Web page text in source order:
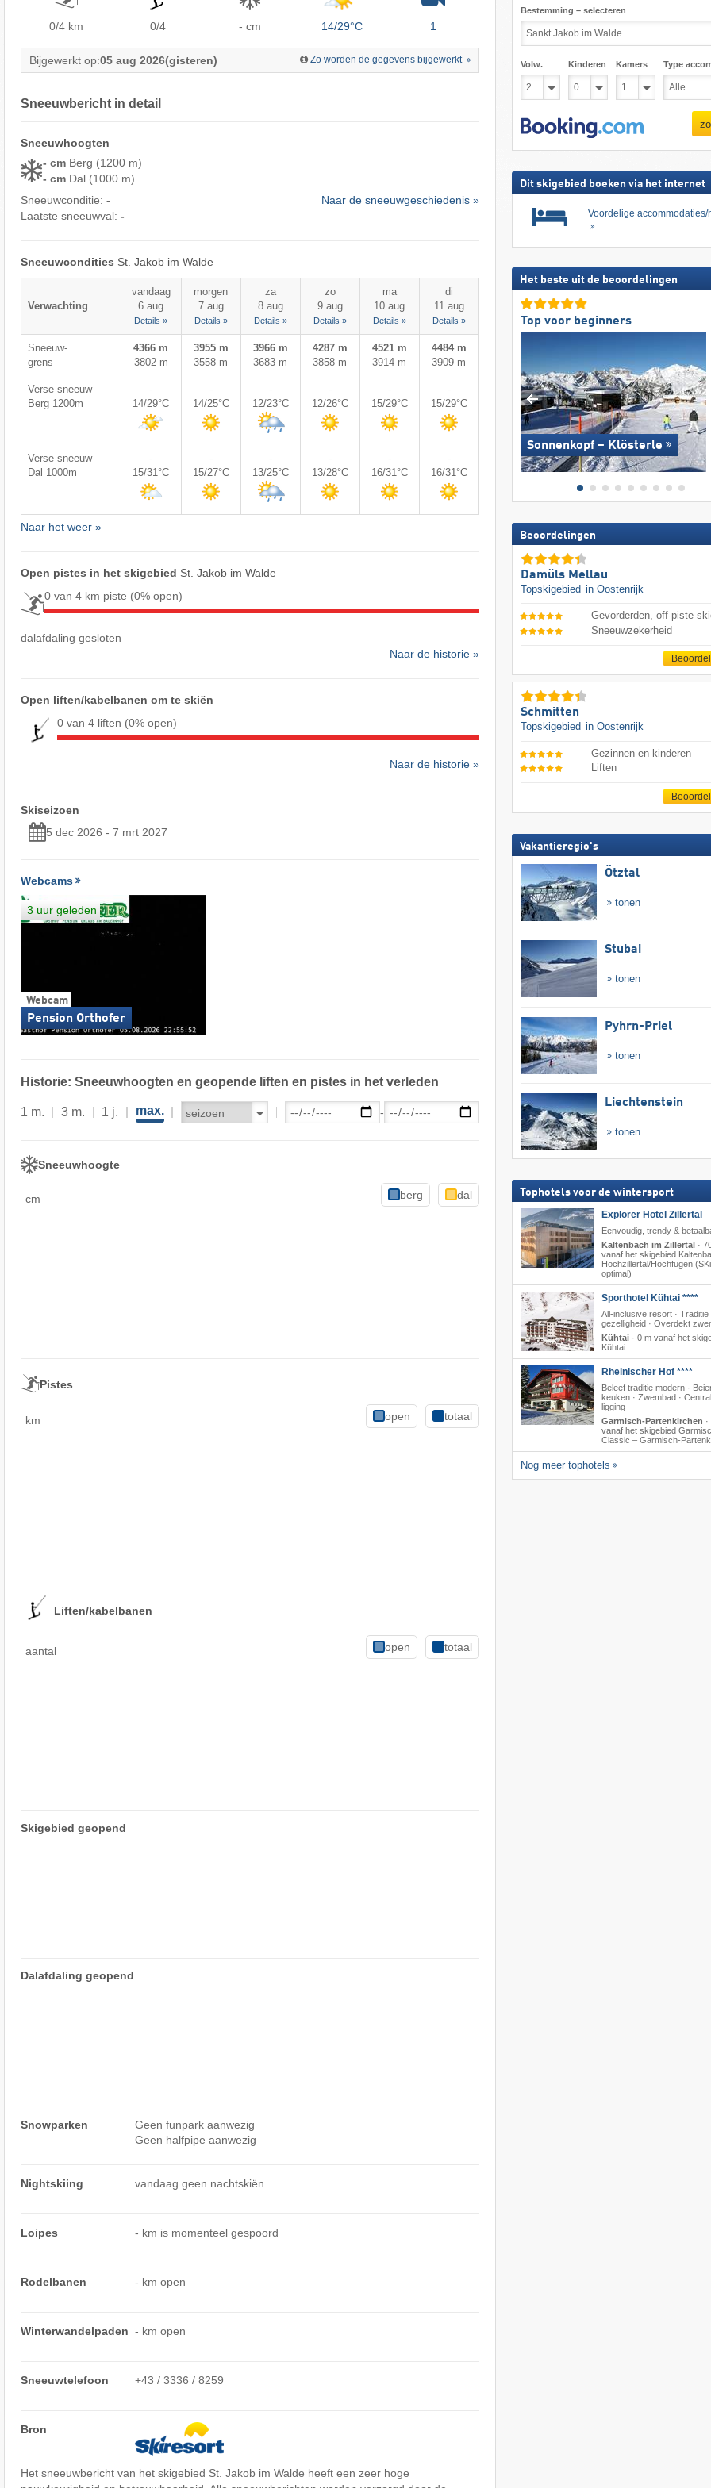
0/4 km 0/4 - cm 14/29°C 1
Bijgewerkt op:05 aug 2026(gisteren) Zo worden de gegevens bijgewerkt
Sneeuwbericht in detail
Sneeuwhoogten
- cm Berg (1200 m)
- cm Dal (1000 m)
Sneeuwconditie: -
Laatste sneeuwval: -
Naar de sneeuwgeschiedenis »
Sneeuwcondities St. Jakob im Walde
Verwachting
vandaag
6 aug
Details »
morgen
7 aug
Details »
za
8 aug
Details »
zo
9 aug
Details »
ma
10 aug
Details »
di
11 aug
Details »
Sneeuw-
grens
4366 m
3802 m
3955 m
3558 m
3966 m
3683 m
4287 m
3858 m
4521 m
3914 m
4484 m
3909 m
Verse sneeuw
Berg 1200m
-
14/29°C
-
14/25°C
-
12/23°C
-
12/26°C
-
15/29°C
-
15/29°C
Verse sneeuw
Dal 1000m
-
15/31°C
-
15/27°C
-
13/25°C
-
13/28°C
-
16/31°C
-
16/31°C
Naar het weer »
Open pistes in het skigebied St. Jakob im Walde
0 van 4 km piste (0% open)
dalafdaling gesloten
Naar de historie »
Open liften/kabelbanen om te skiën
0 van 4 liften (0% open)
Naar de historie »
Skiseizoen
5 dec 2026 - 7 mrt 2027
Webcams
Webcam
Pension Orthofer
3 uur geleden
Historie: Sneeuwhoogten en geopende liften en pistes in het verleden
1 m. 3 m. 1 j. max. -
Sneeuwhoogte
cm berg dal
Pistes
km open totaal
Liften/kabelbanen
aantal open totaal
Skigebied geopend
Dalafdaling geopend
Snowparken
Geen funpark aanwezig
Geen halfpipe aanwezig
Nightskiing vandaag geen nachtskiën
Loipes - km is momenteel gespoord
Rodelbanen - km open
Winterwandelpaden - km open
Sneeuwtelefoon +43 / 3336 / 8259
Bron
Het sneeuwbericht van het skigebied St. Jakob im Walde heeft een zeer hoge
Bestemming – selecteren
Volw. Kinderen Kamers Type
Dit skigebied boeken via het internet
Voordelige accommodaties/
Het beste uit de beoordelingen
Top voor beginners
Sonnenkopf – Klösterle
Beoordelingen
Damüls Mellau
Topskigebied in Oostenrijk
Gevorderden, off-piste
Sneeuwzekerheid
Schmitten
Topskigebied in Oostenrijk
Gezinnen en kinderen
Liften
Vakantieregio's
Ötztal
tonen
Stubai
tonen
Pyhrn-Priel
tonen
Liechtenstein
tonen
Tophotels voor de wintersport
Explorer Hotel Zillertal
Eenvoudig, trendy &
Kaltenbach im Zillertal·
vanaf het skigebied
Hochzillertal/​Hochfügen
optimal)
Sporthotel Kühtai ****
All-inclusive resort · Traditie
gezelligheid · Overdekt
Kühtai· 0 m vanaf het
Kühtai
Rheinischer Hof ****
Beleef traditie modern ·
keuken · Zwembad ·
ligging
Garmisch-Partenkirchen ·
vanaf het skigebied
Classic – Garmisch-
Nog meer tophotels